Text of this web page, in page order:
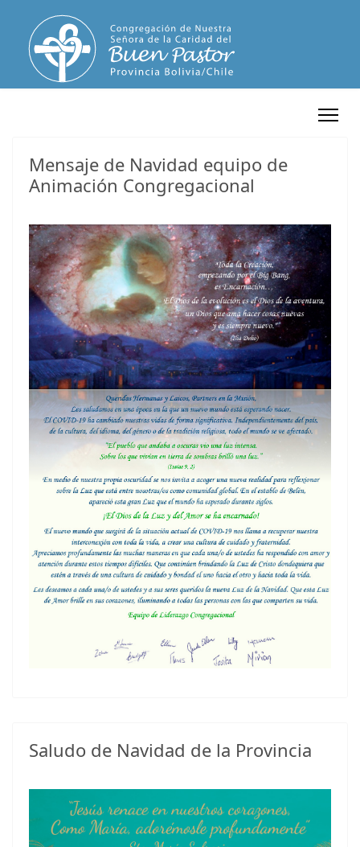
Mensaje de Navidad equipo de
Animación Congregacional
Saludo de Navidad de la Provincia